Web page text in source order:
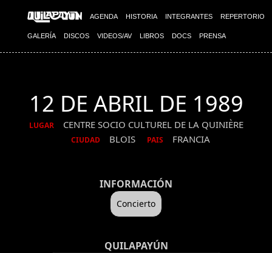
AGENDA HISTORIA INTEGRANTES REPERTORIO
GALERÍA DISCOS VIDEOS/AV LIBROS DOCS PRENSA
12 DE ABRIL DE 1989
LUGAR CENTRE SOCIO CULTUREL DE LA QUINIÈRE
CIUDAD BLOIS PAIS FRANCIA
INFORMACIÓN
Concierto
QUILAPAYÚN